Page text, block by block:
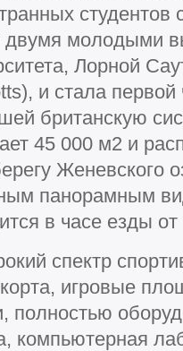
двумя молодыми
Лорной
и стала
британскую
45 000 м2 и
Женевского
панорамным
в часе езды
спектр
игровые
полностью
компьютерная